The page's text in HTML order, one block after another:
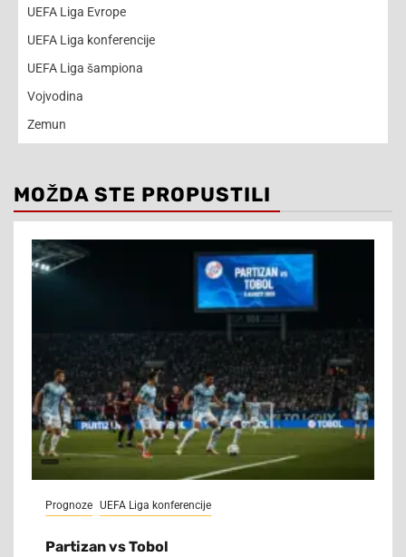
UEFA Liga Evrope
UEFA Liga konferencije
UEFA Liga šampiona
Vojvodina
Zemun
MOŽDA STE PROPUSTILI
Prognoze UEFA Liga konferencije
Partizan vs Tobol